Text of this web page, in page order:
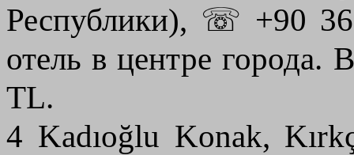
Республики), ☏ +90
отель в центре
TL.
4 Kadıoğlu Konak,